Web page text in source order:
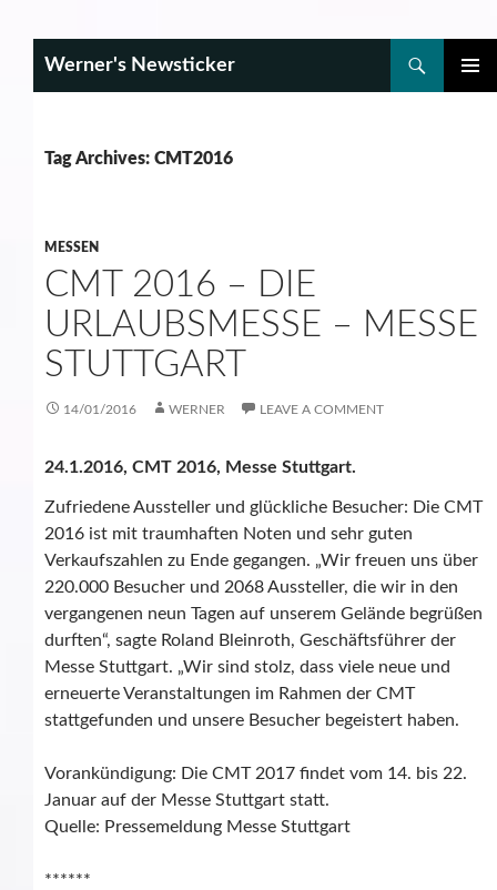
Werner's Newsticker
Tag Archives: CMT2016
MESSEN
CMT 2016 – DIE
URLAUBSMESSE – MESSE
STUTTGART
14/01/2016 WERNER LEAVE A COMMENT
24.1.2016, CMT 2016, Messe Stuttgart.
Zufriedene Aussteller und glückliche Besucher: Die CMT
2016 ist mit traumhaften Noten und sehr guten
Verkaufszahlen zu Ende gegangen. „Wir freuen uns über
220.000 Besucher und 2068 Aussteller, die wir in den
vergangenen neun Tagen auf unserem Gelände begrüßen
durften“, sagte Roland Bleinroth, Geschäftsführer der
Messe Stuttgart. „Wir sind stolz, dass viele neue und
erneuerte Veranstaltungen im Rahmen der CMT
stattgefunden und unsere Besucher begeistert haben.
Vorankündigung: Die CMT 2017 findet vom 14. bis 22.
Januar auf der Messe Stuttgart statt.
Quelle: Pressemeldung Messe Stuttgart
******